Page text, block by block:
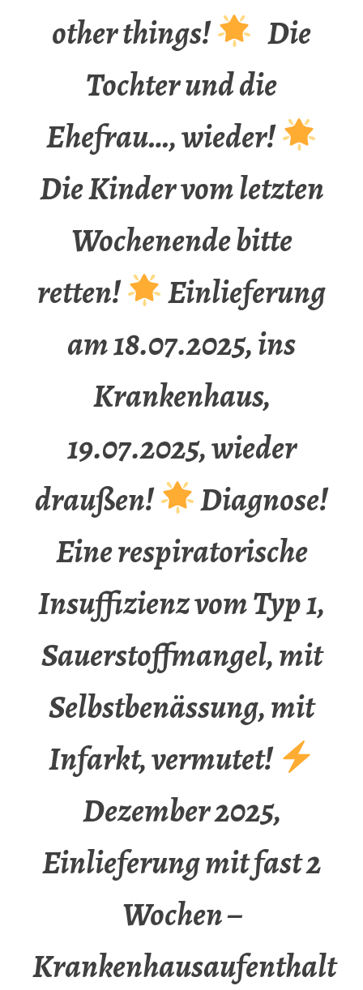
other things!
Die
Tochter und die
Ehefrau…, wieder!
Die Kinder vom letzten
Wochenende bitte
retten!
Einlieferung
am 18.07.2025, ins
Krankenhaus,
19.07.2025, wieder
draußen!
Diagnose!
Eine respiratorische
Insuffizienz vom Typ 1,
Sauerstoffmangel, mit
Selbstbenässung, mit
Infarkt, vermutet!
Dezember 2025,
Einlieferung mit fast 2
Wochen –
Krankenhausaufenthalt